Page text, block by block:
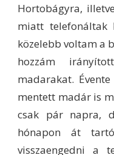
Hortobágyra,
miatt telefonáltak
közelebb voltam a
hozzám
madarakat.
mentett madár is
csak pár napra,
hónapon át
visszaengedni a